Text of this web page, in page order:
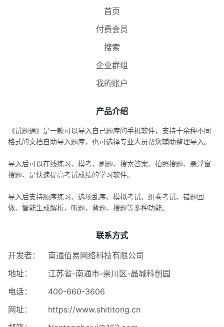
首页
付费会员
搜索
企业群组
我的账户
产品介绍
《试题通》是一款可以导入自己题库的手机软件，支持十余种不同
格式的文档自助导入题库，也可选择专业人员帮您辅助整理导入。
导入后可以在线练习、模考、刷题、搜索答案、拍照搜题、悬浮窗
搜题、是快速提高考试成绩的学习软件。
导入后支持顺序练习、选项乱序、模拟考试、组卷考试、错题回
做、智能生成解析、听题、背题、搜题等多种功能。
联系方式
开发者：
南通佰易网络科技有限公司
地址：
江苏省-南通市-崇川区-晶城科创园
电话：
400-660-3606
网址：
https://www.shititong.cn